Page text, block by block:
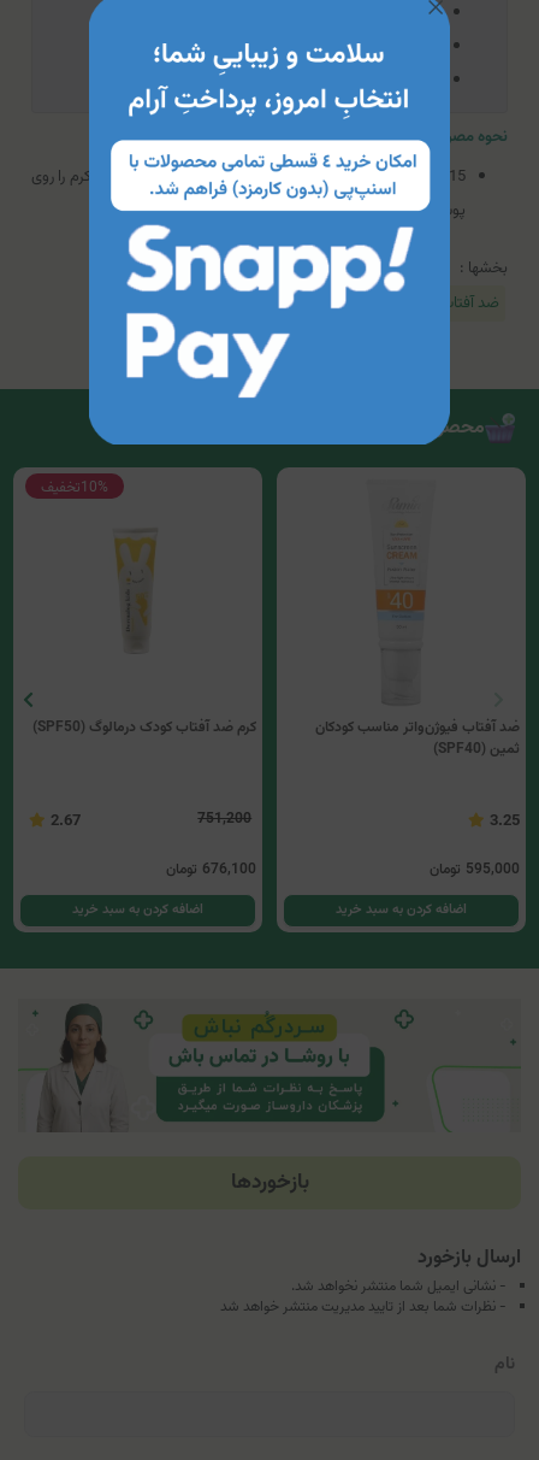
مناسب برای محافظت از صورت و بدن
حاوی مواد موثره مغذی
عاری از هرگونه ماده شیمیایی تحریک‌کننده
نحوه مصرف کرم ضد آفتاب کودکان 100% مینرال لافارر (SPF 30)
15 دقیقه قبل از قرار گرفتن در معرض نور آفتاب، مقدار کافی از کرم را روی
پوست کودک خود بمالید و حداقل هر 2 ساعت تکرار کنید.
بخشها :
ضد آفتاب کودکان
محصولات مرتبط
ضد آفتاب فیوژن‌واتر مناسب کودکان
ثمین (SPF40)
3.25
595,000 تومان
اضافه کردن به سبد خرید
10%تخفیف
کرم ضد آفتاب کودک درمالوگ (SPF50)
751,200
2.67
676,100 تومان
اضافه کردن به سبد خرید
بازخوردها
ارسال بازخورد
- نشانی ایمیل شما منتشر نخواهد شد.
- نظرات شما بعد از تایید مدیریت منتشر خواهد شد
نام